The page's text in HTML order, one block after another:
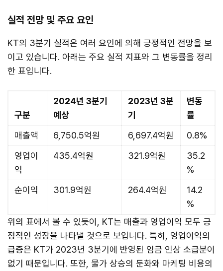
실적 전망 및 주요 요인
KT의 3분기 실적은 여러 요인에 의해 긍정적인 전망을 보
이고 있습니다. 아래는 주요 실적 지표와 그 변동률을 정리
한 표입니다.
구분
2024년 3분기
예상
2023년 3분
기
변동
률
매출액
6,750.5억원 6,697.4억원
0.8%
영업이
익
435.4억원 321.9억원
35.2
%
순이익
301.9억원 264.4억원
14.2
%
위의 표에서 볼 수 있듯이, KT는 매출과 영업이익 모두 긍
정적인 성장을 나타낼 것으로 보입니다. 특히, 영업이익의
급증은 KT가 2023년 3분기에 반영된 임금 인상 소급분이
없기 때문입니다. 또한, 물가 상승의 둔화와 마케팅 비용의